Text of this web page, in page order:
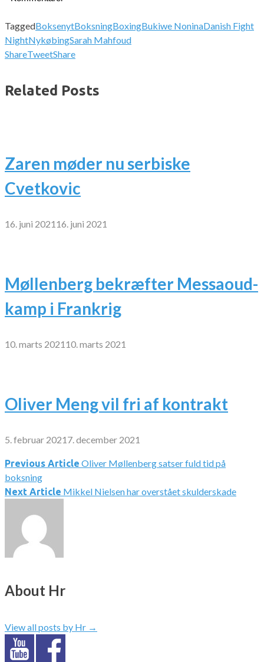
TaggedBoksenytBoksningBoxingBukiwe NoninaDanish Fight
NightNykøbingSarah Mahfoud
ShareTweetShare
Related Posts
Zaren møder nu serbiske
Cvetkovic
16. juni 2021 16. juni 2021
Møllenberg bekræfter Messaoud-
kamp i Frankrig
10. marts 2021 10. marts 2021
Oliver Meng vil fri af kontrakt
5. februar 2021 7. december 2021
Indlægsnavigation
Previous Article Oliver Møllenberg satser fuld tid på
boksning
Next Article Mikkel Nielsen har overstået skulderskade
About Hr
View all posts by Hr →